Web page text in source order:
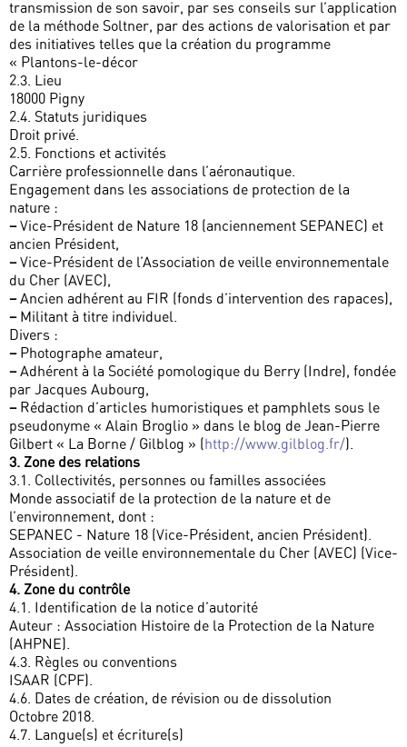
transmission de son savoir, par ses conseils sur l’application
de la méthode Soltner, par des actions de valorisation et par
des initiatives telles que la création du programme
« Plantons-le-décor
2.3. Lieu
18000 Pigny
2.4. Statuts juridiques
Droit privé.
2.5. Fonctions et activités
Carrière professionnelle dans l’aéronautique.
Engagement dans les associations de protection de la
nature :
–Vice-Président de Nature 18 (anciennement SEPANEC) et
ancien Président,
–Vice-Président de l’Association de veille environnementale
du Cher (AVEC),
–Ancien adhérent au FIR (fonds d’intervention des rapaces),
–Militant à titre individuel.
Divers :
–Photographe amateur,
–Adhérent à la Société pomologique du Berry (Indre), fondée
par Jacques Aubourg,
–Rédaction d’articles humoristiques et pamphlets sous le
pseudonyme « Alain Broglio » dans le blog de Jean-Pierre
Gilbert « La Borne / Gilblog » (http://www.gilblog.fr/).
3. Zone des relations
3.1. Collectivités, personnes ou familles associées
Monde associatif de la protection de la nature et de
l’environnement, dont :
SEPANEC - Nature 18 (Vice-Président, ancien Président).
Association de veille environnementale du Cher (AVEC) (Vice-
Président).
4. Zone du contrôle
4.1. Identification de la notice d’autorité
Auteur : Association Histoire de la Protection de la Nature
(AHPNE).
4.3. Règles ou conventions
ISAAR (CPF).
4.6. Dates de création, de révision ou de dissolution
Octobre 2018.
4.7. Langue(s) et écriture(s)